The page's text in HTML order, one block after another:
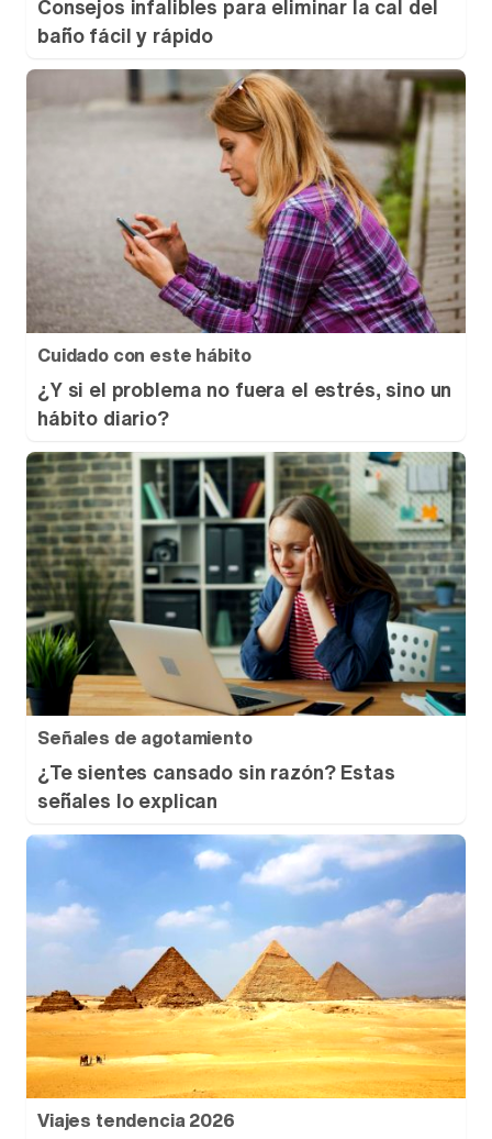
Consejos infalibles para eliminar la cal del
baño fácil y rápido
Cuidado con este hábito
¿Y si el problema no fuera el estrés, sino un
hábito diario?
Señales de agotamiento
¿Te sientes cansado sin razón? Estas
señales lo explican
Viajes tendencia 2026